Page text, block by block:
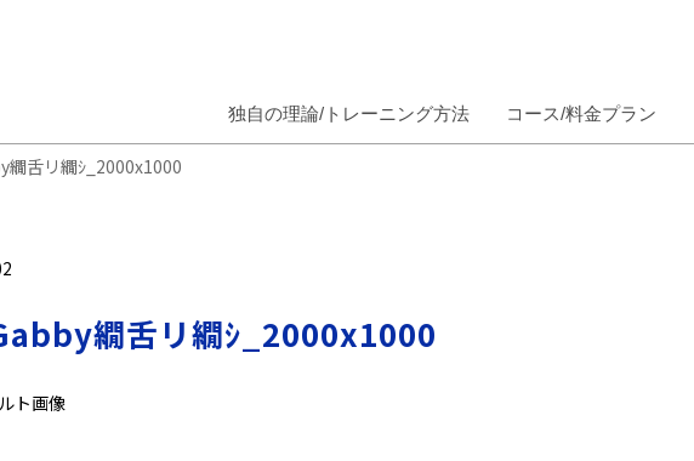
独自の理論/トレーニング方法 コース/料金プラン
繝舌リ繝ｼ_2000x1000
繝舌リ繝ｼ_2000x1000